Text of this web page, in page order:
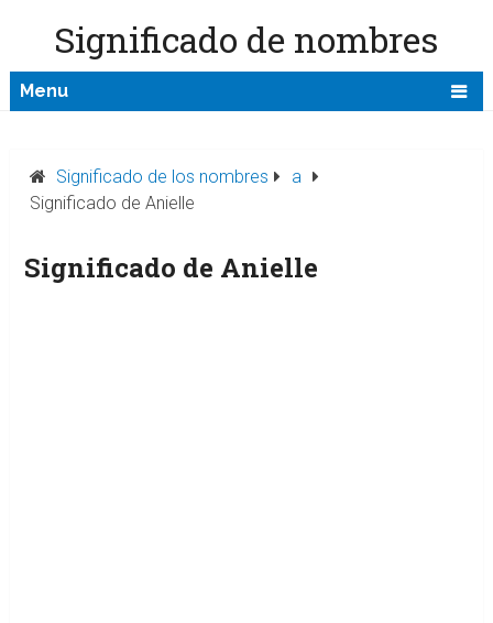
Significado de nombres
Menu
Significado de los nombres
a
Significado de Anielle
Significado de Anielle